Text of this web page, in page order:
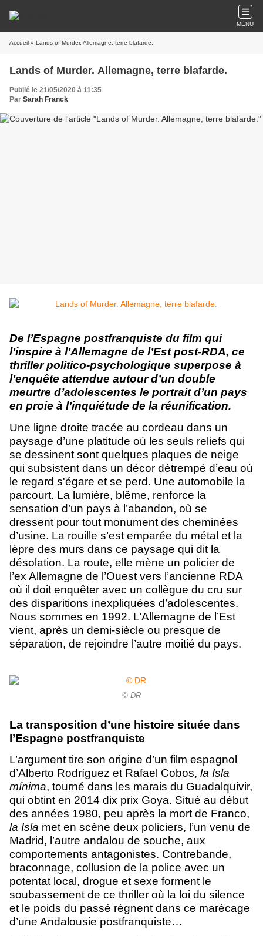
MENU
Accueil » Lands of Murder. Allemagne, terre blafarde.
Lands of Murder. Allemagne, terre blafarde.
Publié le 21/05/2020 à 11:35
Par Sarah Franck
De l’Espagne postfranquiste du film qui
l’inspire à l’Allemagne de l’Est post-RDA, ce
thriller politico-psychologique superpose à
l’enquête attendue autour d’un double
meurtre d’adolescentes le portrait d’un pays
en proie à l’inquiétude de la réunification.
Une ligne droite tracée au cordeau dans un
paysage d’une platitude où les seuls reliefs qui
se dessinent sont quelques plaques de neige
qui subsistent dans un décor détrempé d’eau où
le regard s'égare et se perd. Une automobile la
parcourt. La lumière, blême, renforce la
sensation d’un pays à l’abandon, où se
dressent pour tout monument des cheminées
d’usine. La rouille s’est emparée du métal et la
lèpre des murs dans ce paysage qui dit la
désolation. La route, elle mène un policier de
l’ex Allemagne de l’Ouest vers l’ancienne RDA
où il doit enquêter avec un collègue du cru sur
des disparitions inexpliquées d’adolescentes.
Nous sommes en 1992. L’Allemagne de l’Est
vient, après un demi-siècle ou presque de
séparation, de rejoindre l’autre moitié du pays.
© DR
La transposition d’une histoire située dans
l’Espagne postfranquiste
L’argument tire son origine d’un film espagnol
d’Alberto Rodríguez et Rafael Cobos, la Isla
mínima, tourné dans les marais du Guadalquivir,
qui obtint en 2014 dix prix Goya. Situé au début
des années 1980, peu après la mort de Franco,
la Isla met en scène deux policiers, l’un venu de
Madrid, l’autre andalou de souche, aux
comportements antagonistes. Contrebande,
braconnage, collusion de la police avec un
potentat local, drogue et sexe forment le
soubassement de ce thriller où la loi du silence
et le poids du passé règnent dans ce marécage
d’une Andalousie postfranquiste…